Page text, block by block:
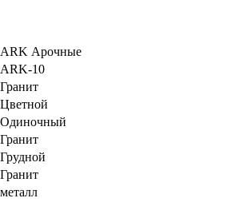
ARK Арочные
ARK-10
Гранит
Цветной
Одиночный
Гранит
Грудной
Гранит
металл